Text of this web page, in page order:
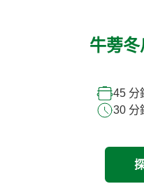
牛蒡冬
45 分
30 分